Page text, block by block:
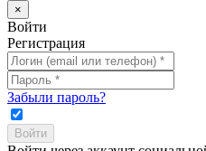
×
Войти
Регистрация
Забыли пароль?